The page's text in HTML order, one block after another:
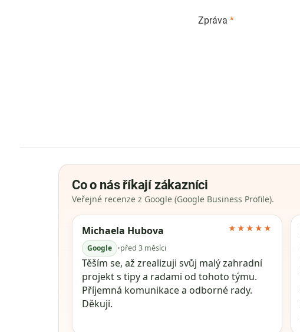
Zpráva*
Co o nás říkají zákazníci
Veřejné recenze z Google (Google Business Profile).
Michaela Hubova
Google •před 3 měsíci
★★★★★
Těším se, až zrealizuji svůj malý zahradní
projekt s tipy a radami od tohoto týmu.
Příjemná komunikace a odborné rady.
Děkuji.